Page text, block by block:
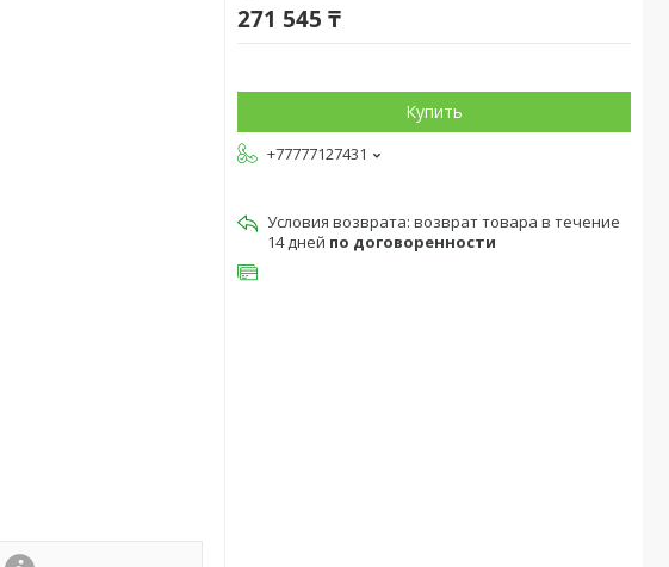
271 545 ₸
Купить
+77777127431
возврат товара в течение
14 дней по договоренности